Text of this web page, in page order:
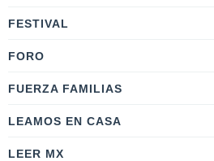
FESTIVAL
FORO
FUERZA FAMILIAS
LEAMOS EN CASA
LEER MX